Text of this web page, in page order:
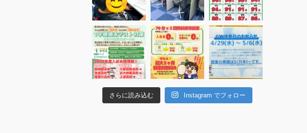
さらに読み込む Instagram でフォロー